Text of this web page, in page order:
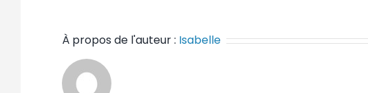
À propos de l'auteur : Isabelle